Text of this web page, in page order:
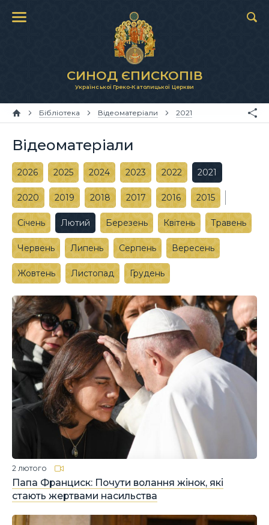
СИНОД ЄПИСКОПІВ
Української Греко-Католицької Церкви
Бібліотека Відеоматеріали 2021
Відеоматеріали
2026 2025 2024 2023 2022 2021
2020 2019 2018 2017 2016 2015
Січень Лютий Березень Квітень Травень
Червень Липень Серпень Вересень
Жовтень Листопад Грудень
Папа Франциск: Почути волання жінок, які
стають жертвами насильства
2 лютого